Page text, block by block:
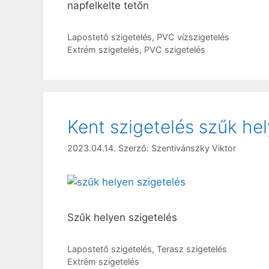
napfelkelte tetőn
Kategória
Lapostető szigetelés, PVC vízszigetelés
Címkék
Extrém szigetelés, PVC szigetelés
Kent szigetelés szűk
2023.04.14. Szerző: Szentivánszky Viktor
Szűk helyen szigetelés
Kategória
Lapostető szigetelés, Terasz szigetelés
Címkék
Extrém szigetelés